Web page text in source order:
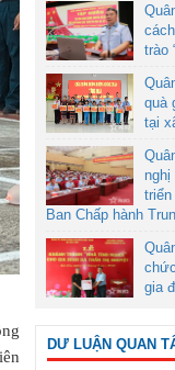
trào
quà
tại
Ban Chấp hành
gia
DƯ LUẬN QUAN